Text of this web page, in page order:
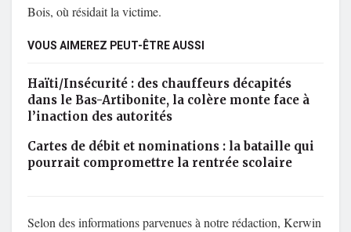
Bois, où résidait la victime.
VOUS AIMEREZ PEUT-ÊTRE AUSSI
Haïti/Insécurité : des chauffeurs décapités
dans le Bas-Artibonite, la colère monte face à
l’inaction des autorités
Cartes de débit et nominations : la bataille qui
pourrait compromettre la rentrée scolaire
Selon des informations parvenues à notre rédaction, Kerwin